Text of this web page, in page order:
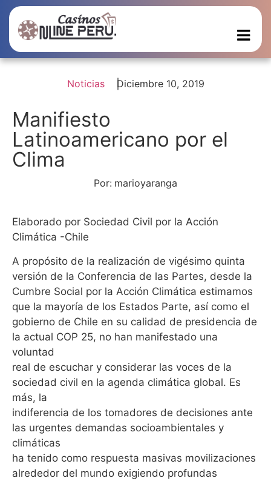
Noticias Diciembre 10, 2019
Manifiesto
Latinoamericano por el
Clima
Por: marioyaranga
Elaborado por Sociedad Civil por la Acción
Climática -Chile
A propósito de la realización de vigésimo quinta
versión de la Conferencia de las Partes, desde la
Cumbre Social por la Acción Climática estimamos
que la mayoría de los Estados Parte, así como el
gobierno de Chile en su calidad de presidencia de
la actual COP 25, no han manifestado una
voluntad
real de escuchar y considerar las voces de la
sociedad civil en la agenda climática global. Es
más, la
indiferencia de los tomadores de decisiones ante
las urgentes demandas socioambientales y
climáticas
ha tenido como respuesta masivas movilizaciones
alrededor del mundo exigiendo profundas